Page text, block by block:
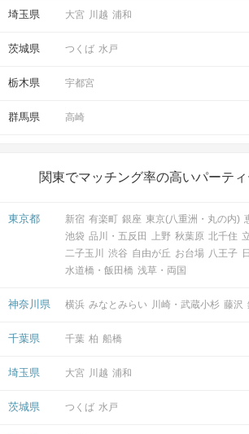
埼玉県 大宮 川越 浦和
茨城県 つくば 水戸
栃木県 宇都宮
群馬県 高崎
関東でマッチング率の高いパーテ
東京都 新宿 有楽町 銀座 東京(八重洲・丸の内)
池袋 品川・五反田 上野 秋葉原 北千住
二子玉川
渋谷 自由が丘 お台場 八王子
水道橋・飯田橋 浅草・両国
神奈川県 横浜 みなとみらい 川崎・武蔵小杉 藤沢
千葉県 千葉 柏 船橋
埼玉県 大宮 川越 浦和
茨城県 つくば 水戸